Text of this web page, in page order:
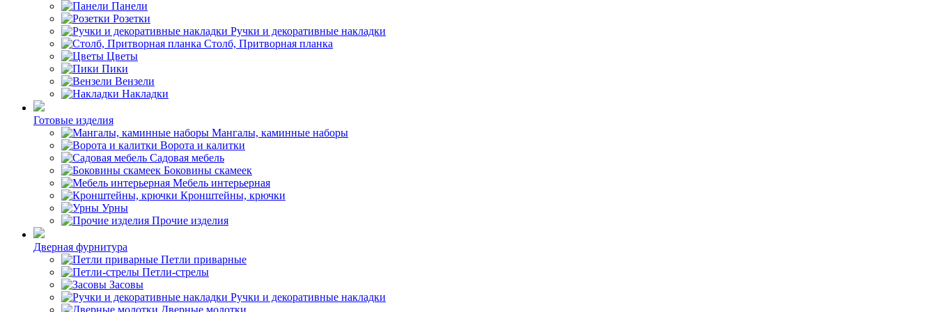
Панели
Розетки
Ручки и декоративные накладки
Столб, Притворная планка
Цветы
Пики
Вензели
Накладки
Готовые изделия
Мангалы, каминные наборы
Ворота и калитки
Садовая мебель
Боковины скамеек
Мебель интерьерная
Кронштейны, крючки
Урны
Прочие изделия
Дверная фурнитура
Петли приварные
Петли-стрелы
Засовы
Ручки и декоративные накладки
Дверные молотки